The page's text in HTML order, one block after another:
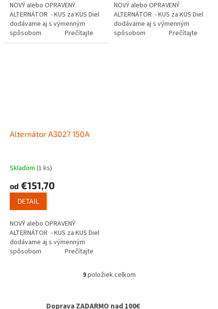
NOVÝ alebo OPRAVENÝ
ALTERNÁTOR - KUS za KUS Diel
dodávame aj s výmenným
spôsobom Prečítajte
si ako...
NOVÝ alebo OPRAVENÝ
ALTERNÁTOR - KUS za KUS Diel
dodávame aj s výmenným
spôsobom Prečítajte
Alternátor A3027 150A
Skladom (1 ks)
od €151,70
DETAIL
NOVÝ alebo OPRAVENÝ
ALTERNÁTOR - KUS za KUS Diel
dodávame aj s výmenným
spôsobom Prečítajte
O
á
9položiek celkom
Doprava ZADARMO nad 100€